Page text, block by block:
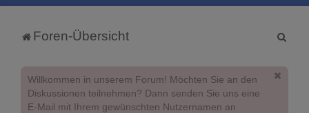
Foren-Übersicht
Willkommen in unserem Forum! Möchten Sie an den
Diskussionen teilnehmen? Dann senden Sie uns eine
E-Mail mit Ihrem gewünschten Nutzernamen an